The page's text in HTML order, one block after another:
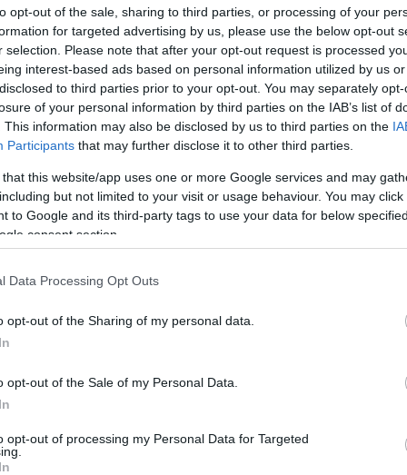
opt-out of the sale, sharing to third parties, or processing of your
for targeted advertising by us, please use the below opt-out
selection. Please note that after your opt-out request is processed
interest-based ads based on personal information utilized by us
to third parties prior to your opt-out. You may separately
of your personal information by third parties on the IAB’s list of
This information may also be disclosed by us to third parties on the
Participants that may further disclose it to other third parties.
that this website/app uses one or more Google services and may
but not limited to your visit or usage behaviour. You may
to Google and its third-party tags to use your data for below
consent section.
Data Processing Opt Outs
opt-out of the Sharing of my personal data.
opt-out of the Sale of my Personal Data.
opt-out of processing my Personal Data for Targeted
1 rész cickafark, 1 rész
Frissen szedett növényt
használjuk fel a levelet, szárat,
akkor folyékonnyá olvasztott
növényeket. Majd legalább
őket. (előtte
égjenek oda)
állagát az így kapott kenőcs!
visszérre és aranyérre
remuatikus panaszokra,
italt fogyaszthatjuk
az ízületi
Címkék
aggódás
agorafóbia (2)
bosszú (1 )
csapdahelyzet (3)
csoport-terápia (1)
félelem ( )
felkészítés
felszabadulás (2)
fogva tartás
frusztráció (2 )
gyógynövények (1 )
házasság (2
hit (2)
kiszolgáltatottság (1)
szexualitás
szituáció